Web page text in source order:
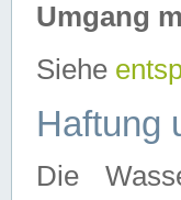
Umgang
Siehe
Haftung
Die